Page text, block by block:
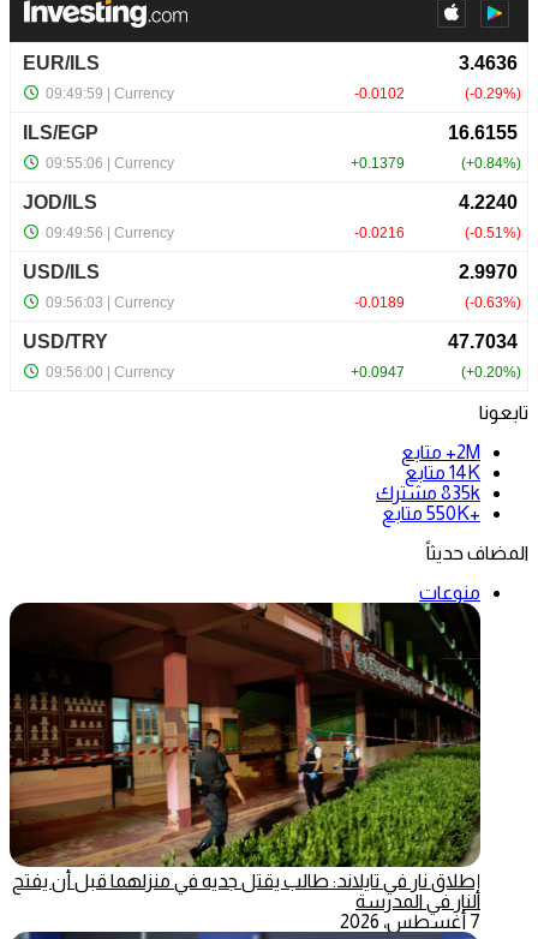
تابعونا
2M+
متابع
14K متابع
835k مشترك
+550K
متابع
المضاف حديثاً
منوعات
إطلاق نار في تايلاند: طالب يقتل جديه في منزلهما قبل أن يفتح
النار في المدرسة
7 أغسطس، 2026